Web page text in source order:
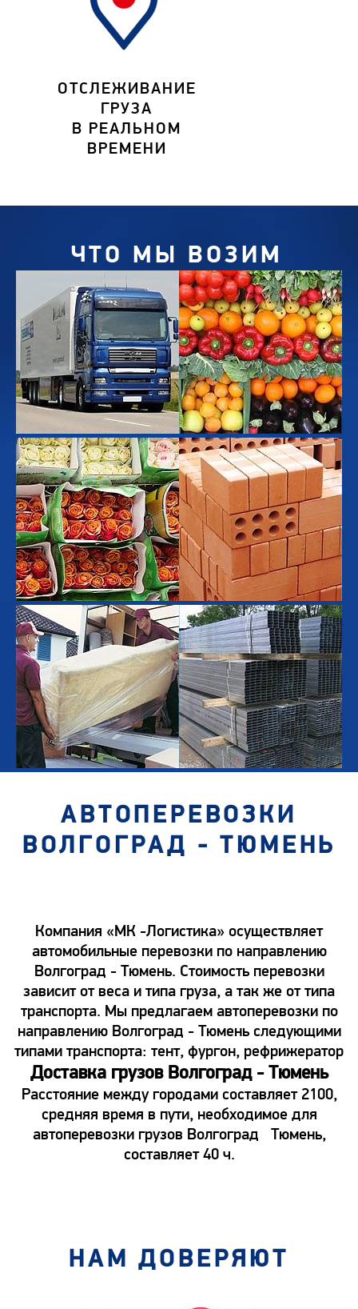
ОТСЛЕЖИВАНИЕ
ГРУЗА
В РЕАЛЬНОМ
ВРЕМЕНИ
ЧТО МЫ ВОЗИМ
АВТОПЕРЕВОЗКИ
ВОЛГОГРАД - ТЮМЕНЬ
Компания «МК -Логистика» осуществляет
автомобильные перевозки по направлению
Волгоград - Тюмень. Стоимость перевозки
зависит от веса и типа груза, а так же от типа
транспорта. Мы предлагаем автоперевозки по
направлению Волгоград - Тюмень следующими
типами транспорта: тент, фургон, рефрижератор
Доставка грузов Волгоград - Тюмень
Расстояние между городами составляет 2100,
средняя время в пути, необходимое для
автоперевозки грузов Волгоград Тюмень,
составляет 40 ч.
НАМ ДОВЕРЯЮТ